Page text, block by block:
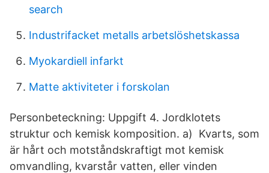
search
Industrifacket metalls arbetslöshetskassa
Myokardiell infarkt
Matte aktiviteter i forskolan
Personbeteckning: Uppgift 4. Jordklotets
struktur och kemisk komposition. a) Kvarts, som
är hårt och motståndskraftigt mot kemisk
omvandling, kvarstår vatten, eller vinden